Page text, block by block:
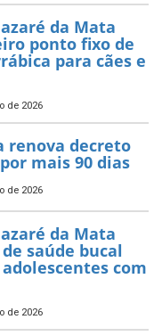
da Mata
ponto fixo de
para cães e
de 2026
renova decreto
mais 90 dias
de 2026
da Mata
saúde bucal
com
de 2026